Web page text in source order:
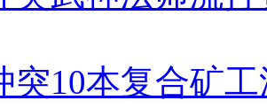
突10本复合矿